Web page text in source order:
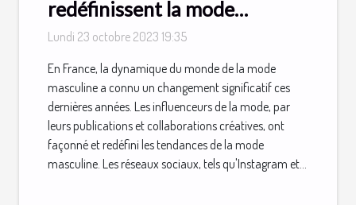
redéfinissent la mode
masculine
Lundi 23 octobre 2023 19:35
En France, la dynamique du monde de la mode
masculine a connu un changement significatif ces
dernières années. Les influenceurs de la mode, par
leurs publications et collaborations créatives, ont
façonné et redéfini les tendances de la mode
masculine. Les réseaux sociaux, tels qu'Instagram et...